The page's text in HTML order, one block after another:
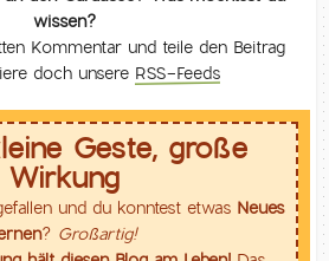
wissen?
Kommentar und teile den Beitrag
doch unsere RSS-Feeds
Geste, große
Wirkung
und du konntest etwas Neues
? Großartig!